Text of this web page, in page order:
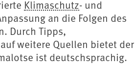
Klimaschutz- und
an die Folgen des
Durch Tipps,
weitere Quellen bietet der
ist deutschsprachig.